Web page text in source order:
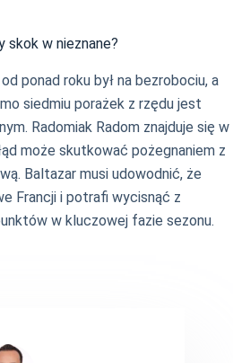
skok w nieznane?
ponad roku był na bezrobociu, a
siedmiu porażek z rzędu jest
Radomiak Radom znajduje się w
może skutkować pożegnaniem z
Baltazar musi udowodnić, że
Francji i potrafi wycisnąć z
w kluczowej fazie sezonu.